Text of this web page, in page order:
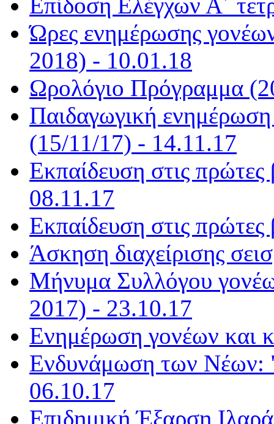
Ώρες ενημέρωσης
2018) - 10.01.18
Ωρολόγιο Πρόγραμμα
Παιδαγωγική
(15/11/17) - 14.11.17
Εκπαίδευση στις
08.11.17
Εκπαίδευση στις
Άσκηση διαχείρισης
Μήνυμα Συλλόγου
2017) - 23.10.17
Ενημέρωση γονέων και
Ενδυνάμωση των Νέων:
06.10.17
Επιδημική Έξαρση